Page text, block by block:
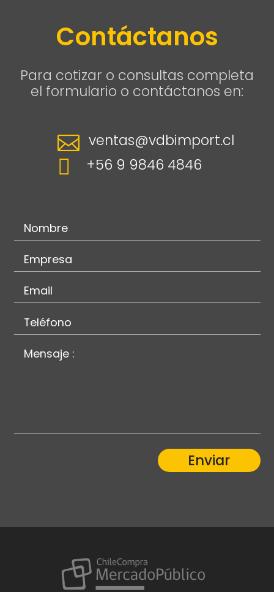
Contáctanos
Para cotizar o consultas completa
el formulario o contáctanos en:
 ventas@vdbimport.cl
 +56 9 9846 4846
Enviar